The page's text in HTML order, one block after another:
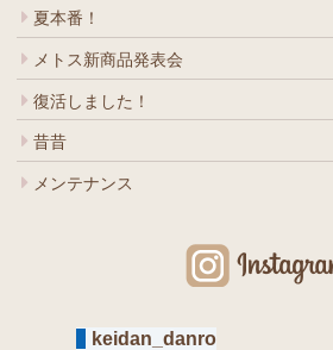
夏本番！
メトス新商品発表会
復活しました！
昔昔
メンテナンス
keidan_danro